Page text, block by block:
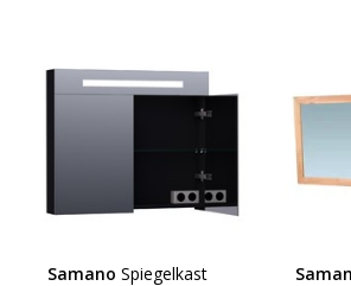
Samano Spiegelkast